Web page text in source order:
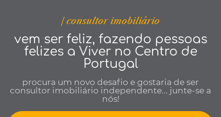
| consultor imobiliário
vem ser feliz, fazendo pessoas
felizes a Viver no Centro de
Portugal
procura um novo desafio e gostaria de ser
consultor imobiliário independente... junte-se a
nós!